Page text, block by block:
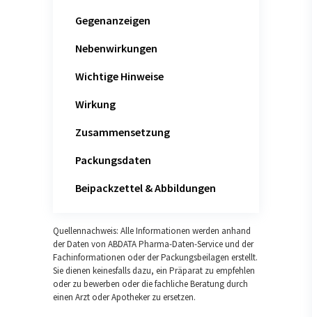
Gegenanzeigen
Nebenwirkungen
Wichtige Hinweise
Wirkung
Zusammensetzung
Packungsdaten
Beipackzettel & Abbildungen
Quellennachweis: Alle Informationen werden anhand
der Daten von ABDATA Pharma-Daten-Service und der
Fachinformationen oder der Packungsbeilagen erstellt.
Sie dienen keinesfalls dazu, ein Präparat zu empfehlen
oder zu bewerben oder die fachliche Beratung durch
einen Arzt oder Apotheker zu ersetzen.